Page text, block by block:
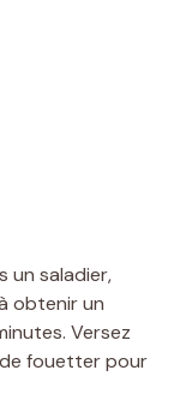
un saladier,
obtenir un
Versez
fouetter pour